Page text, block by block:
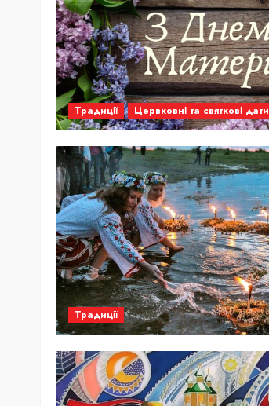
Традиції Цервковні та святкові дати
Традиції